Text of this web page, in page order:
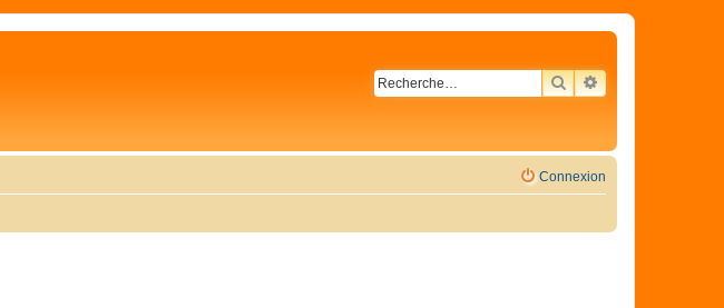
RECHERCHER
RECHERCHE
Connexion